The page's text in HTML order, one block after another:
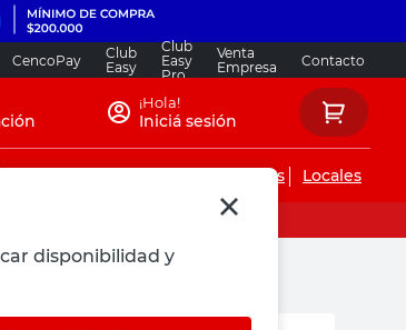
CencoPay
Club
Easy
Club
Easy
Pro
Venta
Empresa
Contacto
disponibilidad y
¡Hola!
Iniciá sesión
Servicios de instalaciones Locales